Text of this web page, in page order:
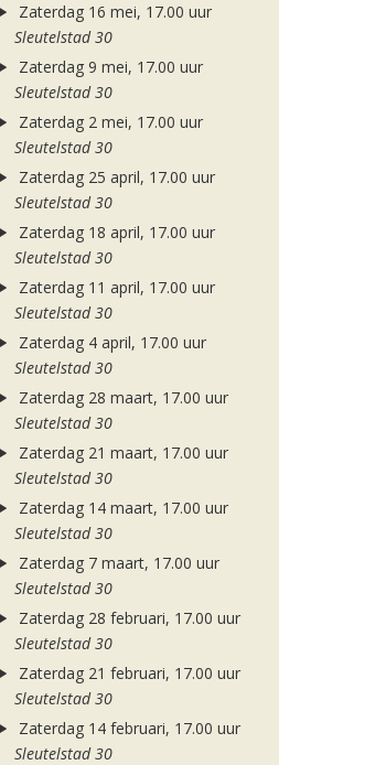
Zaterdag 16 mei, 17.00 uur
Sleutelstad 30
Zaterdag 9 mei, 17.00 uur
Sleutelstad 30
Zaterdag 2 mei, 17.00 uur
Sleutelstad 30
Zaterdag 25 april, 17.00 uur
Sleutelstad 30
Zaterdag 18 april, 17.00 uur
Sleutelstad 30
Zaterdag 11 april, 17.00 uur
Sleutelstad 30
Zaterdag 4 april, 17.00 uur
Sleutelstad 30
Zaterdag 28 maart, 17.00 uur
Sleutelstad 30
Zaterdag 21 maart, 17.00 uur
Sleutelstad 30
Zaterdag 14 maart, 17.00 uur
Sleutelstad 30
Zaterdag 7 maart, 17.00 uur
Sleutelstad 30
Zaterdag 28 februari, 17.00 uur
Sleutelstad 30
Zaterdag 21 februari, 17.00 uur
Sleutelstad 30
Zaterdag 14 februari, 17.00 uur
Sleutelstad 30